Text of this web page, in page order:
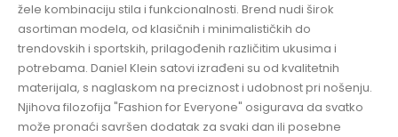
žele kombinaciju stila i funkcionalnosti. Brend nudi širok
asortiman modela, od klasičnih i minimalističkih do
trendovskih i sportskih, prilagođenih različitim ukusima i
potrebama. Daniel Klein satovi izrađeni su od kvalitetnih
materijala, s naglaskom na preciznost i udobnost pri nošenju.
Njihova filozofija "Fashion for Everyone" osigurava da svatko
može pronaći savršen dodatak za svaki dan ili posebne